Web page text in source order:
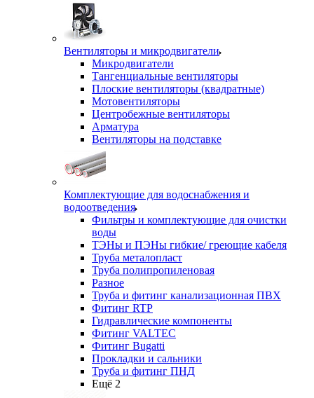
Вентиляторы и микродвигатели
Микродвигатели
Тангенциальные вентиляторы
Плоские вентиляторы (квадратные)
Мотовентиляторы
Центробежные вентиляторы
Арматура
Вентиляторы на подставке
Комплектующие для водоснабжения и
водоотведения
Фильтры и комплектующие для очистки
воды
ТЭНы и ПЭНы гибкие/ греющие кабеля
Труба металопласт
Труба полипропиленовая
Разное
Труба и фитинг канализационная ПВХ
Фитинг RTP
Гидравлические компоненты
Фитинг VALTEC
Фитинг Bugatti
Прокладки и сальники
Труба и фитинг ПНД
Ещё 2